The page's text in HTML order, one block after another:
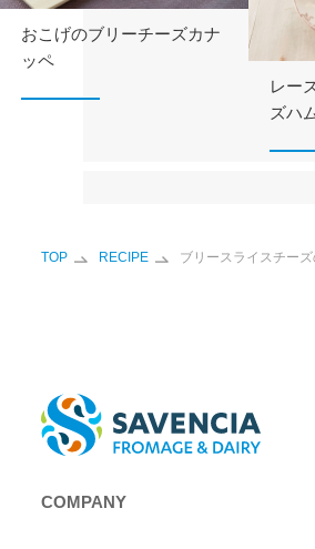
おこげのブリーチーズカナ
ッペ
レー
ズハ
TOP RECIPE ブリースライスチー
COMPANY